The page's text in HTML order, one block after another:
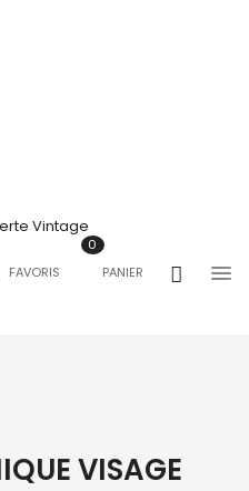
FAVORIS PANIER
0
VISAGE